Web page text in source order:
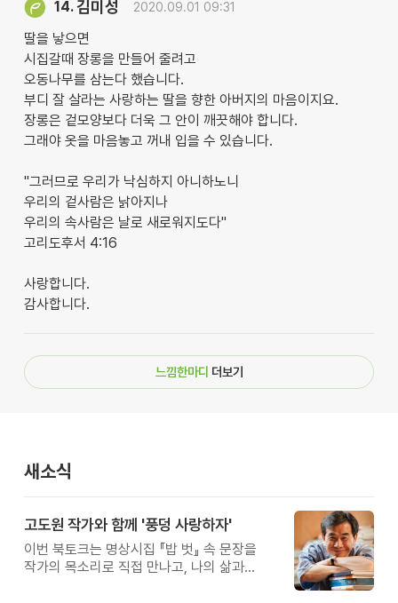
14.김미성 2020.09.01 09:31
딸을 낳으면
시집갈때 장롱을 만들어 줄려고
오동나무를 삼는다 했습니다.
부디 잘 살라는 사랑하는 딸을 향한 아버지의 마음이지요.
장롱은 겉모양보다 더욱 그 안이 깨끗해야 합니다.
그래야 옷을 마음놓고 꺼내 입을 수 있습니다.
"그러므로 우리가 낙심하지 아니하노니
우리의 겉사람은 낡아지나
우리의 속사람은 날로 새로워지도다"
고리도후서 4:16
사랑합니다.
감사합니다.
느낌한마디 더보기
새소식
고도원 작가와 함께 '풍덩 사랑하자'
이번 북토크는 명상시집 『밥 벗』 속 문장을
작가의 목소리로 직접 만나고, 나의 삶과